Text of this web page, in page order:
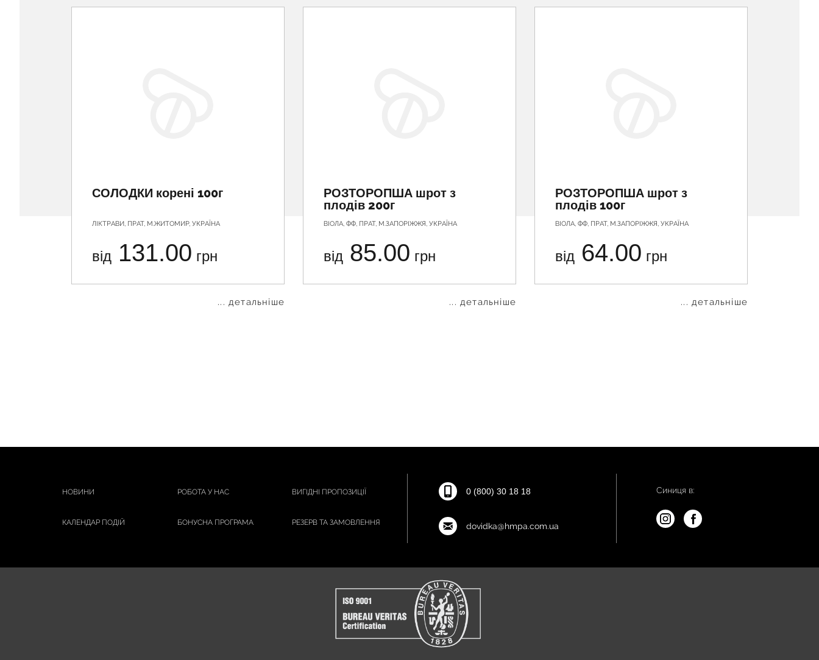
СОЛОДКИ корені 100г
ЛІКТРАВИ, ПРАТ, М.ЖИТОМИР, УКРАЇНА
від 131.00 грн
... детальніше
РОЗТОРОПША шрот з
плодів 200г
ВІОЛА, ФФ, ПРАТ, М.ЗАПОРІЖЖЯ, УКРАЇНА
від 85.00 грн
... детальніше
РОЗТОРОПША шрот з
плодів 100г
ВІОЛА, ФФ, ПРАТ, М.ЗАПОРІЖЖЯ, УКРАЇНА
від 64.00 грн
... детальніше
НОВИНИ РОБОТА У НАС ВИГІДНІ ПРОПОЗИЦІЇ
КАЛЕНДАР ПОДІЙ БОНУСНА ПРОГРАМА РЕЗЕРВ ТА ЗАМОВЛЕННЯ
0 (800) 30 18 18
dovidka@hmpa.com.ua
Синиця в: